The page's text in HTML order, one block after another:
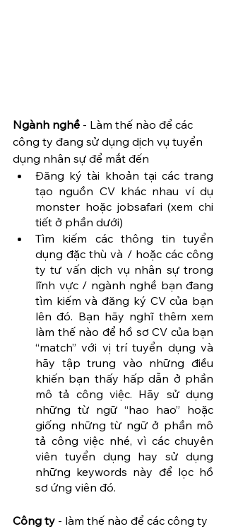
Ngành nghề - Làm thế nào để các
công ty đang sử dụng dịch vụ tuyển
dụng nhân sự để mắt đến
Đăng ký tài khoản tại các trang
tạo nguồn CV khác nhau ví dụ
monster hoặc jobsafari (xem chi
tiết ở phần dưới)
Tìm kiếm các thông tin tuyển
dụng đặc thù và / hoặc các công
ty tư vấn dịch vụ nhân sự trong
lĩnh vực / ngành nghề bạn đang
tìm kiếm và đăng ký CV của bạn
lên đó. Bạn hãy nghĩ thêm xem
làm thế nào để hồ sơ CV của bạn
“match” với vị trí tuyển dụng và
hãy tập trung vào những điều
khiến bạn thấy hấp dẫn ở phần
mô tả công việc. Hãy sử dụng
những từ ngữ “hao hao” hoặc
giống những từ ngữ ở phần mô
tả công việc nhé, vì các chuyên
viên tuyển dụng hay sử dụng
những keywords này để lọc hồ
sơ ứng viên đó.
Công ty - làm thế nào để các công ty